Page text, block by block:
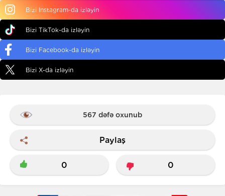
Bizi Instagram-da izləyin
Bizi TikTok-da izləyin
Bizi Facebook-da izləyin
Bizi X-da izləyin
567 dəfə oxunub
Paylaş
0 0